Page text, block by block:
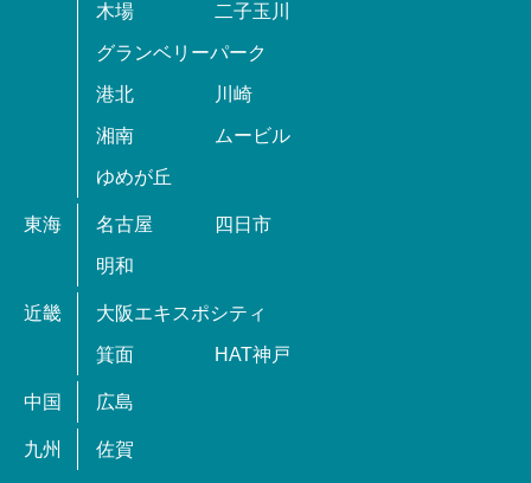
木場 二子玉川
グランベリーパーク
港北 川崎
湘南 ムービル
ゆめが丘
東海 名古屋 四日市
明和
近畿 大阪エキスポシティ
箕面 HAT神戸
中国 広島
九州 佐賀